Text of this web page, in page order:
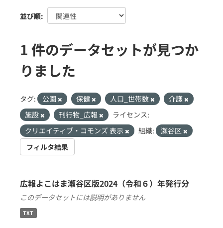
並び順
1 件のデータセットが見つか
りました
タグ: 公園 保健 人口_世帯数
介護
施設
刊行物_広報
ライセンス:
クリエイティブ・コモンズ 表示
組織:
瀬谷区
フィルタ結果
広報よこはま瀬谷区版2024（令和６）年発行分
このデータセットには説明がありません
TXT